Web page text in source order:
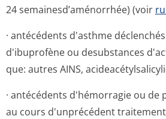
24 semainesd’a­ménorrhée) (voir
· antécédents d'asthme
d'ibuprofène ou desubstances
que: autres AINS,
· antécédents d'hémorragie ou de
au cours d'unprécédent traitement